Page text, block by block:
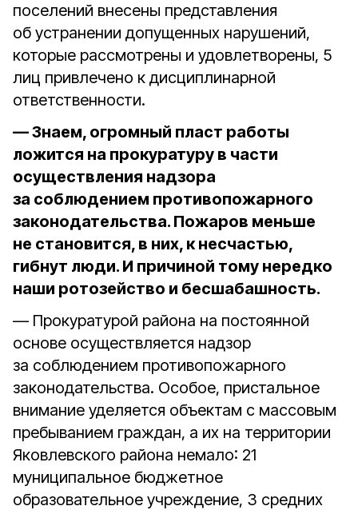
поселений внесены представления
об устранении допущенных нарушений,
которые рассмотрены и удовлетворены, 5
лиц привлечено к дисциплинарной
ответственности.
— Знаем, огромный пласт работы
ложится на прокуратуру в части
осуществления надзора
за соблюдением противопожарного
законодательства. Пожаров меньше
не становится, в них, к несчастью,
гибнут люди. И причиной тому нередко
наши ротозейство и бесшабашность.
— Прокуратурой района на постоянной
основе осуществляется надзор
за соблюдением противопожарного
законодательства. Особое, пристальное
внимание уделяется объектам с массовым
пребыванием граждан, а их на территории
Яковлевского района немало: 21
муниципальное бюджетное
образовательное учреждение, 3 средних